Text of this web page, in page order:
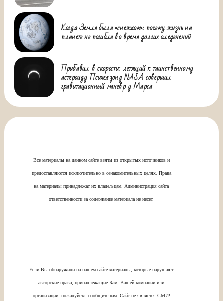
Когда Земля была «снежком»: почему жизнь на
планете не погибла во время долгих оледенений
Прибавил в скорости: летящий к таинственному
астероиду Психея зонд NASA совершил
гравитационный маневр у Марса
Все материалы на данном сайте взяты из открытых источников и
предоставляются исключительно в ознакомительных целях. Права
на материалы принадлежат их владельцам. Администрация сайта
ответственности за содержание материала не несет.
Если Вы обнаружили на нашем сайте материалы, которые нарушают
авторские права, принадлежащие Вам, Вашей компании или
организации, пожалуйста, сообщите нам. Сайт не является СМИ!